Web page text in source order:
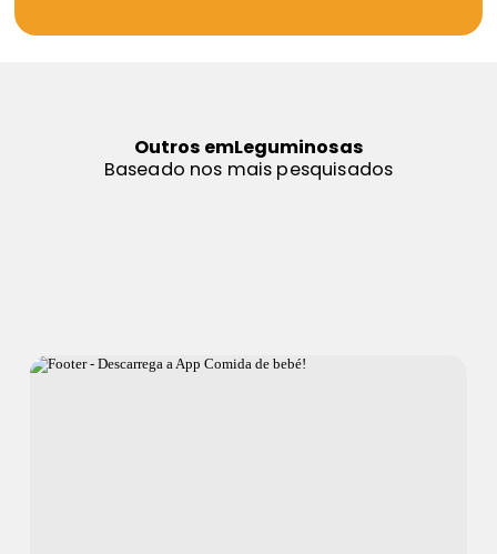
Outros emLeguminosas
Baseado nos mais pesquisados